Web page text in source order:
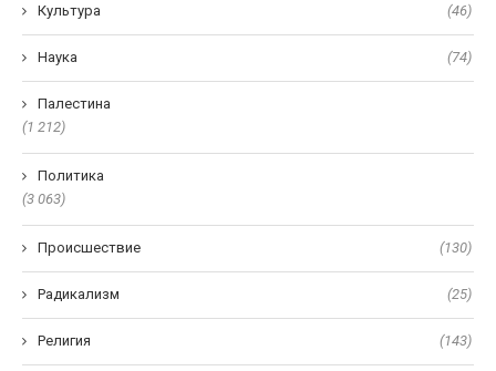
Культура (46)
Наука (74)
Палестина
(1 212)
Политика
(3 063)
Происшествие (130)
Радикализм (25)
Религия (143)